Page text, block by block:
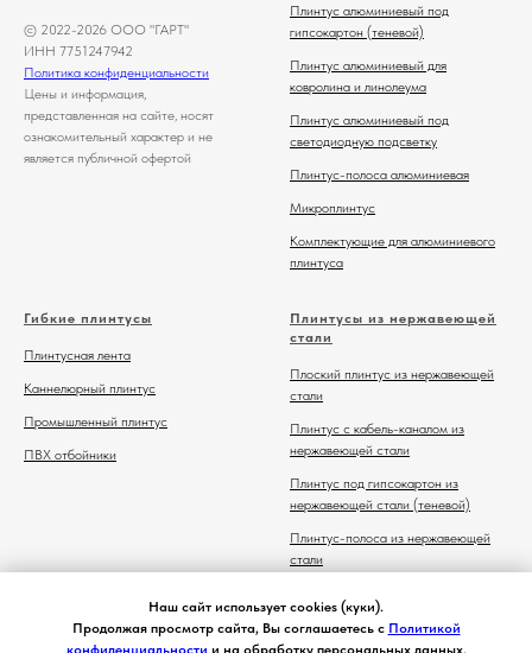
Наш сайт использует cookies (куки).
Продолжая просмотр сайта, Вы соглашаетесь с Политикой
© 2022-2026 ООО "ГАРТ"
ИНН 7751247942
Политика конфиденциальности
Цены и информация,
представленная на сайте, носят
ознакомительный характер и не
является публичной офертой
Плинтус алюминиевый под
гипсокартон (теневой)
Плинтус алюминиевый для
ковролина и линолеума
Плинтус алюминиевый под
светодиодную подсветку
Плинтус-полоса алюминиевая
Микроплинтус
Комплектующие для алюминиевого
плинтуса
Гибкие плинтусы
Плинтусная лента
Каннелюрный плинтус
Промышленный плинтус
ПВХ отбойники
Плинтусы из нержавеющей
стали
Плоский плинтус из нержавеющей
стали
Плинтус с кабель-каналом из
нержавеющей стали
Плинтус под гипсокартон из
нержавеющей стали (теневой)
Плинтус-полоса из нержавеющей
стали
нержавеющей стали